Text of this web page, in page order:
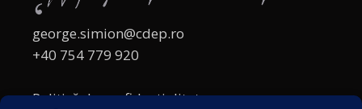
george.simion@cdep.ro
+40 754 779 920
Politică de confidențialitate